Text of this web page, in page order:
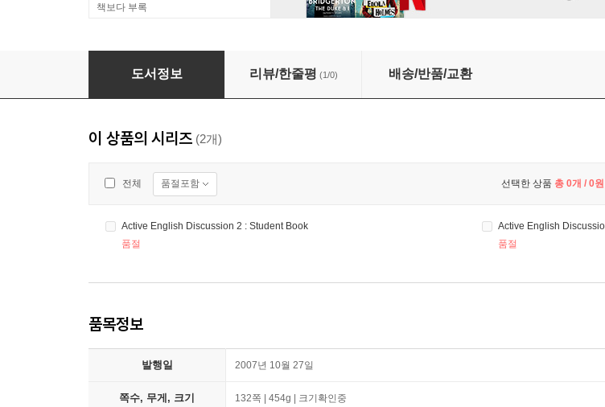
책보다 부록
Active English Discussion 1 : Student Book
도서정보 리뷰/한줄평 (1/0) 배송/반품/교환
이 상품의 시리즈 (2개)
전체 품절포함 선택한 상품 총 0개 / 0원
Active English Discussion 2 : Student Book
품절
Active English
품절
품목정보
발행일 2007년 10월 27일
쪽수, 무게, 크기 132쪽 | 454g | 크기확인중